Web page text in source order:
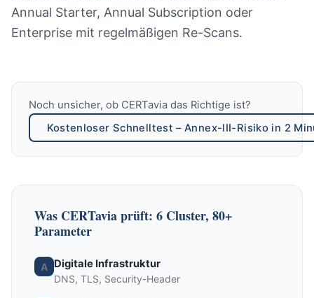
Annual Starter, Annual Subscription oder
Enterprise mit regelmäßigen Re-Scans.
Noch unsicher, ob CERTavia das Richtige ist?
Kostenloser Schnelltest – Annex-III-Risiko in 2
Was CERTavia prüft: 6 Cluster, 80+
Parameter
A Digitale Infrastruktur
DNS, TLS, Security-Header